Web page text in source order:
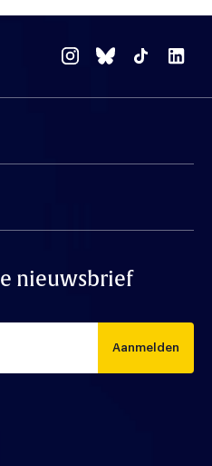
nieuwsbrief
Aanmelden